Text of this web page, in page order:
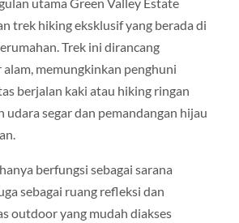
trek hiking eksklusif yang berada di
Trek ini dirancang
memungkinkan penghuni
berjalan kaki atau hiking ringan
udara segar dan pemandangan hijau
berfungsi sebagai sarana
sebagai ruang refleksi dan
outdoor yang mudah diakses